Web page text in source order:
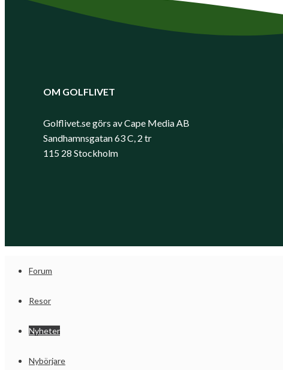
OM GOLFLIVET
Golflivet.se görs av Cape Media AB
Sandhamnsgatan 63 C, 2 tr
115 28 Stockholm
Forum
Resor
Nyheter
Nybörjare